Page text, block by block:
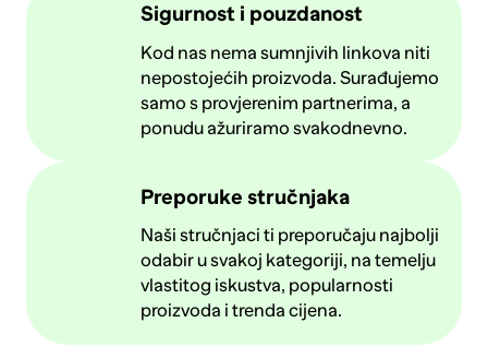
Sigurnost i pouzdanost
Kod nas nema sumnjivih linkova niti
nepostojećih proizvoda. Surađujemo
samo s provjerenim partnerima, a
ponudu ažuriramo svakodnevno.
Preporuke stručnjaka
Naši stručnjaci ti preporučaju najbolji
odabir u svakoj kategoriji, na temelju
vlastitog iskustva, popularnosti
proizvoda i trenda cijena.